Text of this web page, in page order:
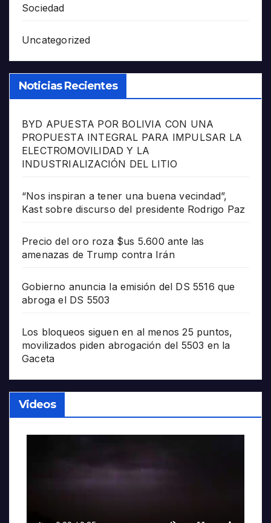
Sociedad
Uncategorized
Noticias Recientes
BYD APUESTA POR BOLIVIA CON UNA
PROPUESTA INTEGRAL PARA IMPULSAR LA
ELECTROMOVILIDAD Y LA
INDUSTRIALIZACIÓN DEL LITIO
“Nos inspiran a tener una buena vecindad”,
Kast sobre discurso del presidente Rodrigo Paz
Precio del oro roza $us 5.600 ante las
amenazas de Trump contra Irán
Gobierno anuncia la emisión del DS 5516 que
abroga el DS 5503
Los bloqueos siguen en al menos 25 puntos,
movilizados piden abrogación del 5503 en la
Gaceta
Videos